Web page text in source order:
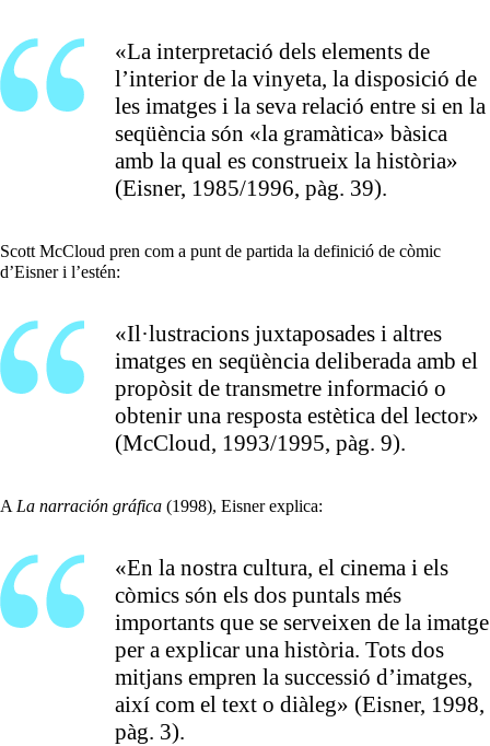
«La interpretació dels elements de
l’interior de la vinyeta, la disposició de
les imatges i la seva relació entre si en la
seqüència són «la gramàtica» bàsica
amb la qual es construeix la història»
(Eisner, 1985/1996, pàg. 39).
Scott McCloud pren com a punt de partida la definició de còmic
d’Eisner i l’estén:
«Il·lustracions juxtaposades i altres
imatges en seqüència deliberada amb el
propòsit de transmetre informació o
obtenir una resposta estètica del lector»
(McCloud, 1993/1995, pàg. 9).
A La narración gráfica (1998), Eisner explica:
«En la nostra cultura, el cinema i els
còmics són els dos puntals més
importants que se serveixen de la imatge
per a explicar una història. Tots dos
mitjans empren la successió d’imatges,
així com el text o diàleg» (Eisner, 1998,
pàg. 3).